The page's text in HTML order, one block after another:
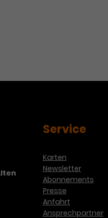
Service
Karten
Newsletter
Abonnements
Presse
Anfahrt
Ansprechpartner